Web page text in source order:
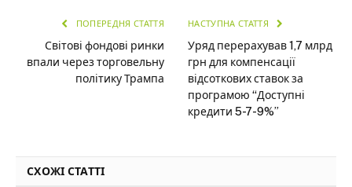
ПОПЕРЕДНЯ СТАТТЯ
Світові фондові ринки
впали через торговельну
політику Трампа
НАСТУПНА СТАТТЯ
Уряд перерахував 1,7 млрд
грн для компенсації
відсоткових ставок за
програмою “Доступні
кредити 5-7-9%”
СХОЖІ СТАТТІ